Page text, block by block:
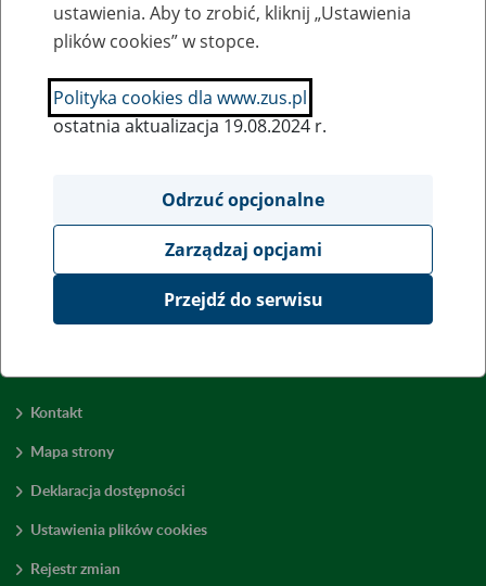
SZUKAJ
Wyświetl wszystkie
Kontakt
Mapa strony
Deklaracja dostępności
Ustawienia plików cookies
Rejestr zmian
ustawienia. Aby to zrobić, kliknij „Ustawienia
plików cookies” w stopce.
Polityka cookies dla www.zus.pl
ostatnia aktualizacja 19.08.2024 r.
Odrzuć opcjonalne
Zarządzaj opcjami
Przejdź do serwisu